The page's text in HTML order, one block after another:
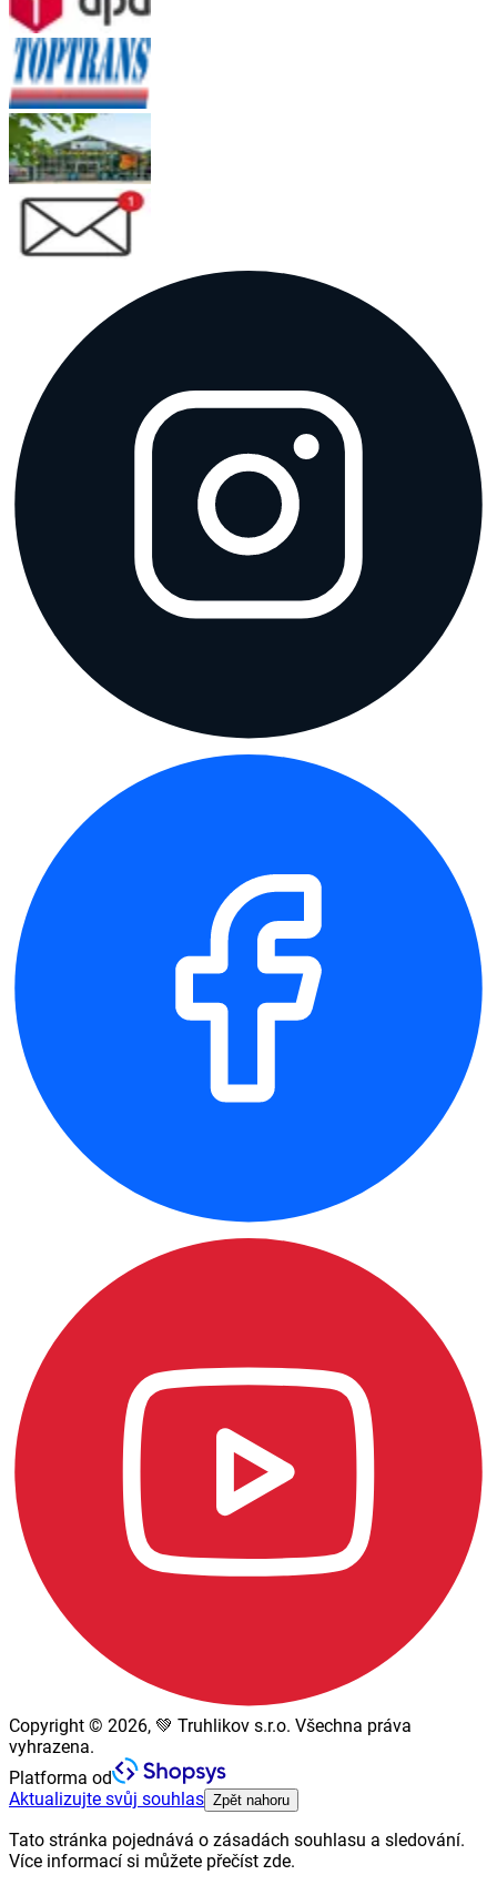
Copyright © 2026, 💚 Truhlikov s.r.o. Všechna práva
vyhrazena.
Platforma od
Aktualizujte svůj souhlas Zpět nahoru
Tato stránka pojednává o zásadách souhlasu a sledování.
Více informací si můžete přečíst zde.